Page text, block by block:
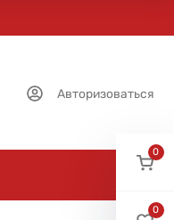
Авторизоваться
0
0